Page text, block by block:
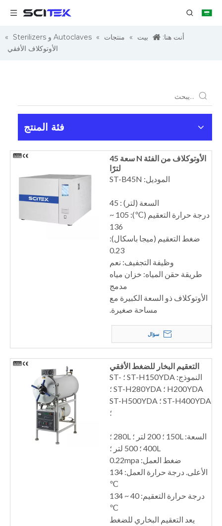
أنت هنا: بيت » منتجات » Autoclaves و Sterilizers
»
الأوتوكلاف الأفقي
فئة المنتج
الأوتوكلاف من الفئة N سعة 45
لترًا
الموديل: ST-B45N
السعة (لتر) : 45
درجة حرارة التعقيم (℃): 105 ~
136
ضغط التعقيم (ميجا باسكال):
0.23
وظيفة التجفيف: نعم
طريقة حقن المياه: خزان مياه
مدمج
الأوتوكلاف ذو السعة الكبيرة مع
مساحة صغيرة.
سؤال
التعقيم البخار للضغط الأفقي
النموذج: ST-H150YDA ؛ ST-
H200YDA ؛ ST-H280YDA ؛
ST-H400YDA ؛ ST-H500YDA
؛
السعة: 150L ؛ 200 لتر ؛ 280L ؛
400L ؛ 500 لتر ؛
ضغط العمل: 0.22mpa
الأعلى. درجة حرارة العمل: 134
℃
درجة حرارة التعقيم: 40 ~ 134
℃
يعد التعقيم البخاري للضغط